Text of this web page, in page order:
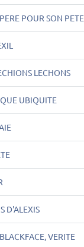
POUR SON PETE
LECHONS
UBIQUITE
D'ALEXIS
VERITE